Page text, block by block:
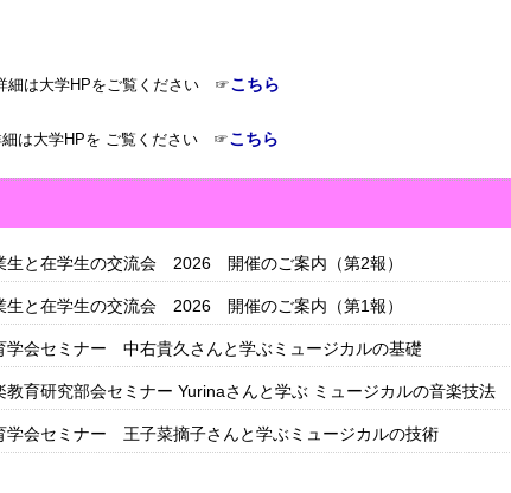
細は大学HPをご覧ください ☞こちら
細は大学HPを ご覧ください ☞こちら
生と在学生の交流会 2026 開催のご案内（第2報）
生と在学生の交流会 2026 開催のご案内（第1報）
学会セミナー 中右貴久さんと学ぶミュージカルの基礎
教育研究部会セミナー Yurinaさんと学ぶ ミュージカルの音楽技法
学会セミナー 王⼦菜摘⼦さんと学ぶミュージカルの技術